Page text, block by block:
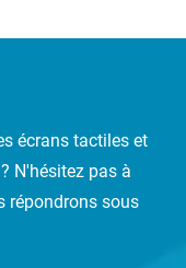
écrans tactiles et
N'hésitez pas à
répondrons sous